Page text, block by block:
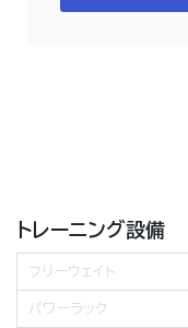
トレーニング設備
フリーウェイト
パワーラック